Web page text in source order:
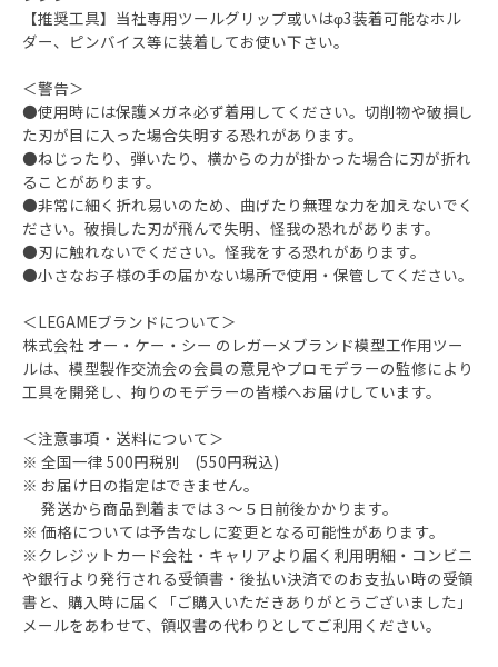
【推奨工具】当社専用ツールグリップ或いはφ3装着可能なホル
ダー、ピンバイス等に装着してお使い下さい。
＜警告＞
●使用時には保護メガネ必ず着用してください。切削物や破損し
た刃が目に入った場合失明する恐れがあります。
●ねじったり、弾いたり、横からの力が掛かった場合に刃が折れ
ることがあります。
●非常に細く折れ易いのため、曲げたり無理な力を加えないでく
ださい。破損した刃が飛んで失明、怪我の恐れがあります。
●刃に触れないでください。怪我をする恐れがあります。
●小さなお子様の手の届かない場所で使用・保管してください。
＜LEGAMEブランドについて＞
株式会社 オー・ケー・シー のレガーメブランド模型工作用ツー
ルは、模型製作交流会の会員の意見やプロモデラーの監修により
工具を開発し、拘りのモデラーの皆様へお届けしています。
＜注意事項・送料について＞
※ 全国一律 500円税別 (550円税込)
※ お届け日の指定はできません。
発送から商品到着までは３～５日前後かかります。
※ 価格については予告なしに変更となる可能性があります。
※クレジットカード会社・キャリアより届く利用明細・コンビニ
や銀行より発行される受領書・後払い決済でのお支払い時の受領
書と、購入時に届く「ご購入いただきありがとうございました」
メールをあわせて、領収書の代わりとしてご利用ください。